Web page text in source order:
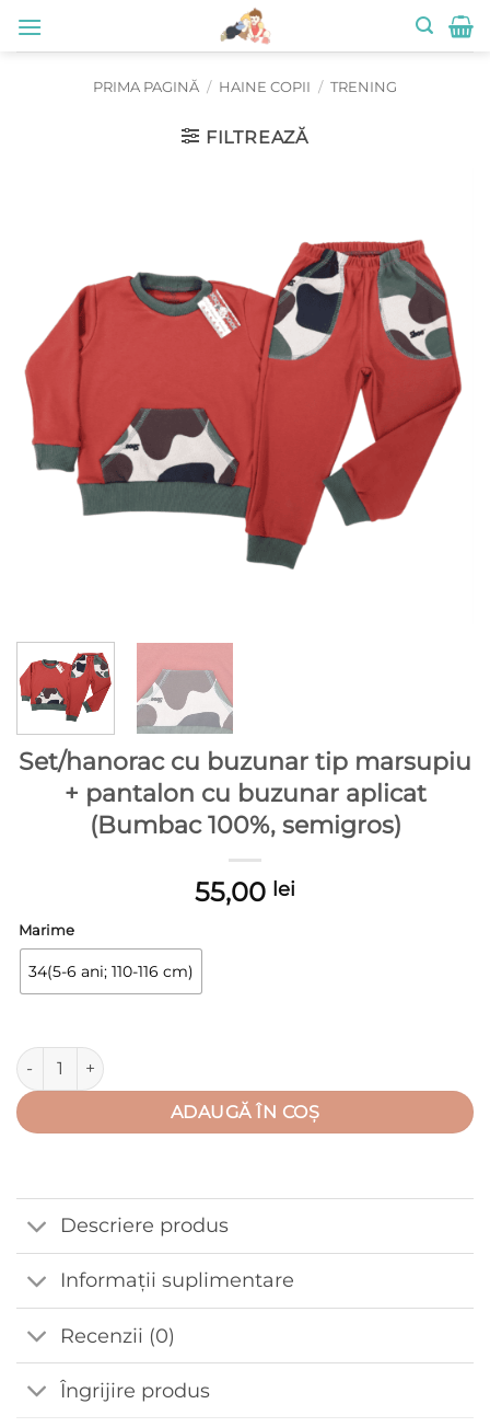
PRIMA PAGINĂ / HAINE COPII / TRENING
FILTREAZĂ
Set/hanorac cu buzunar tip marsupiu
+ pantalon cu buzunar aplicat
(Bumbac 100%, semigros)
55,00 lei
Marime
34(5-6 ani; 110-116 cm)
Cantitate Set/hanorac cu buzunar tip marsupiu + pantalon
ADAUGĂ ÎN COȘ
Descriere produs
Informații suplimentare
Recenzii (0)
Îngrijire produs